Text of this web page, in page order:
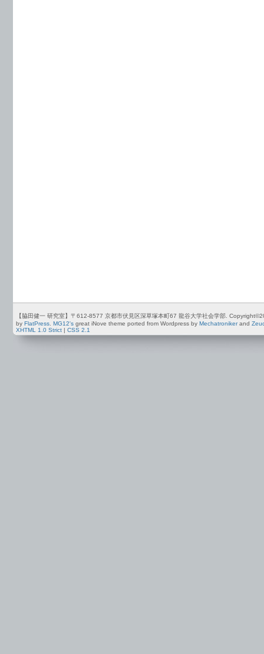
【脇田健一 研究室】〒612-8577 京都市伏見区深草塚本町67 龍谷大学社会学部.
by FlatPress. MG12's great iNove theme ported from Wordpress by Mechatronikerand
XHTML 1.0 Strict
CSS 2.1